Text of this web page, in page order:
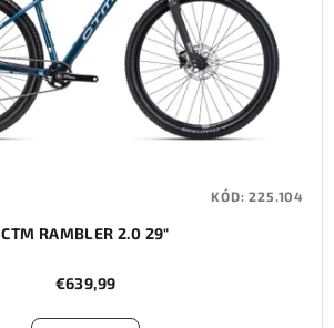
CTM RAMBLER 2.0 29"
€639,99
KÓD:225.104